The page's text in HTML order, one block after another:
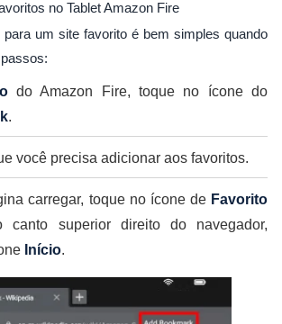
no Tablet Amazon Fire
para um site favorito é bem simples quando
do Amazon Fire, toque no ícone do
.
você precisa adicionar aos favoritos.
carregar, toque no ícone de Favorito
canto superior direito do navegador,
Início.